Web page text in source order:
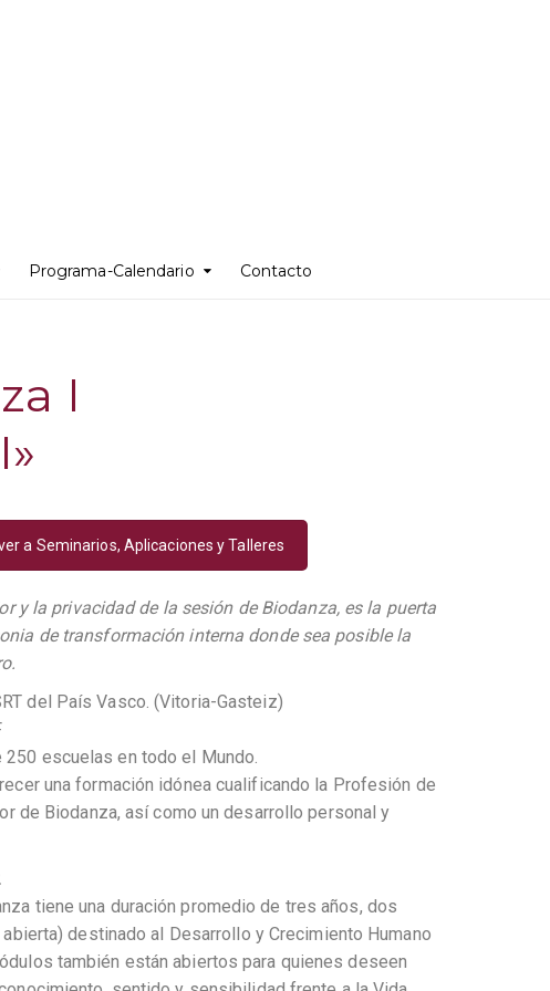
Programa-Calendario Contacto
I
a Seminarios, Aplicaciones y Talleres
y la privacidad de la sesión de Biodanza, es la puerta
de transformación interna donde sea posible la
del País Vasco. (Vitoria-Gasteiz)
250 escuelas en todo el Mundo.
una formación idónea cualificando la Profesión de
de Biodanza, así como un desarrollo personal y
tiene una duración promedio de tres años, dos
destinado al Desarrollo y Crecimiento Humano
también están abiertos para quienes deseen